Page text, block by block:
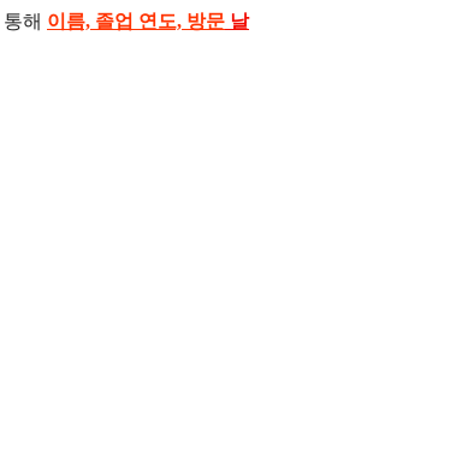
해 이름, 졸업 연도, 방문 날